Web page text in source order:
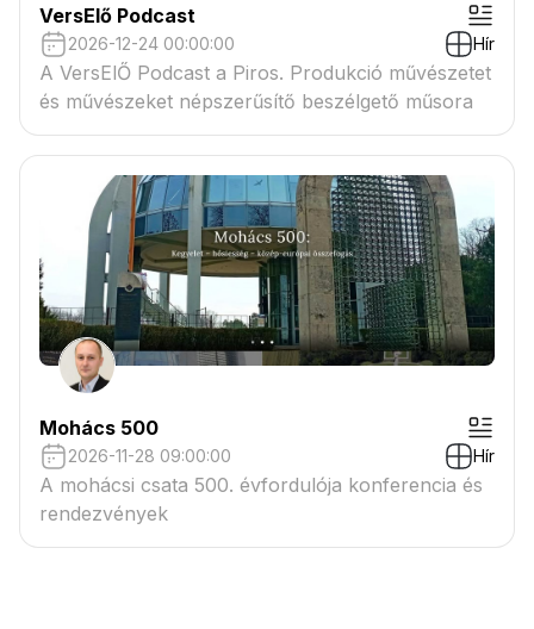
VersElő Podcast
2026-12-24 00:00:00 Hír
A VersElŐ Podcast a Piros. Produkció művészetet
és művészeket népszerűsítő beszélgető műsora
Mohács 500
2026-11-28 09:00:00 Hír
A mohácsi csata 500. évfordulója konferencia és
rendezvények